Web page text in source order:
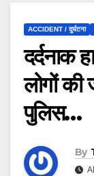
ACCIDENT / दुर्घटना
दर्दनाक
लोगों
पुलिस…
By